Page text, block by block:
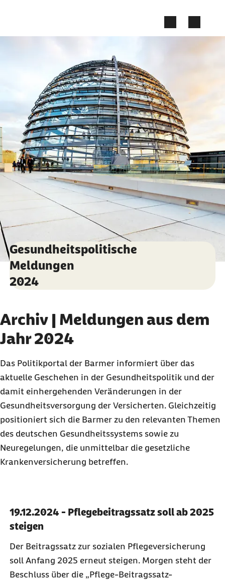
Gesundheitspolitische
Meldungen
2024
Archiv | Meldungen aus dem
Jahr 2024
Das Politikportal der Barmer informiert über das
aktuelle Geschehen in der Gesundheitspolitik und der
damit einhergehenden Veränderungen in der
Gesundheitsversorgung der Versicherten. Gleichzeitig
positioniert sich die Barmer zu den relevanten Themen
des deutschen Gesundheitssystems sowie zu
Neuregelungen, die unmittelbar die gesetzliche
Krankenversicherung betreffen.
19.12.2024 - Pflegebeitragssatz soll ab 2025
steigen
Der Beitragssatz zur sozialen Pflegeversicherung
soll Anfang 2025 erneut steigen. Morgen steht der
Beschluss über die „Pflege-Beitragssatz-